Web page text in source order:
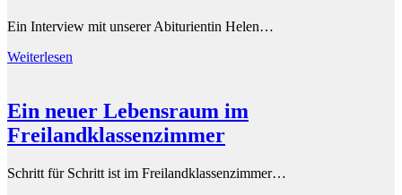
Ein Interview mit unserer Abiturientin Helen…
Weiterlesen
Ein neuer Lebensraum im
Freilandklassenzimmer
Schritt für Schritt ist im Freilandklassenzimmer…